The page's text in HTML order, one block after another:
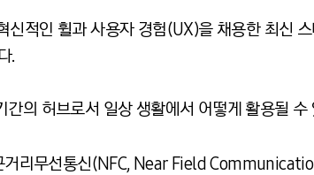
신적인 휠과 사용자 경험(UX)을 채용한 최신
.
의 허브로서 일상 생활에서 어떻게 활용될
거리무선통신(NFC, Near Field